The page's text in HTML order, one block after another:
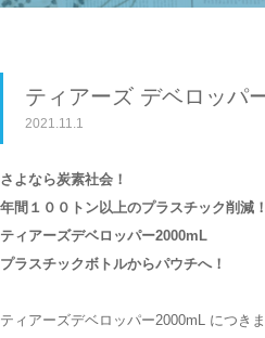
ティアーズ デベロッパ
2021.11.1
さよなら炭素社会！
年間１００トン以上のプラスチック削減！
ティアーズデベロッパー2000mL
プラスチックボトルからパウチへ！
ティアーズデベロッパー2000mL につき